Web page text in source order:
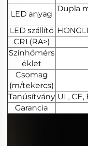
LED anyag
Dupla
LED szállító
CRI (RA>)
Színhőmérs
éklet
Csomag
(m/tekercs)
Tanúsítvány UL, CE,
Garancia